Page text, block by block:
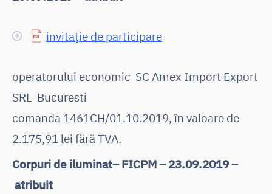
invitație de participare
operatorului economic SC Amex Import Export
SRL Bucuresti
comanda 1461CH/01.10.2019, în valoare de
2.175,91 lei fără TVA.
Corpuri de iluminat– FICPM – 23.09.2019 –
atribuit